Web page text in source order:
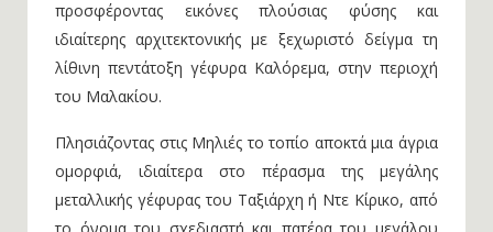
προσφέροντας εικόνες πλούσιας φύσης και
ιδιαίτερης αρχιτεκτονικής με ξεχωριστό δείγμα τη
λίθινη πεντάτοξη γέφυρα Καλόρεμα, στην περιοχή
Πλησιάζοντας στις Μηλιές το τοπίο αποκτά μια άγρια
ομορφιά, ιδιαίτερα στο πέρασμα της μεγάλης
μεταλλικής γέφυρας του Ταξιάρχη ή Ντε Κίρικο, από